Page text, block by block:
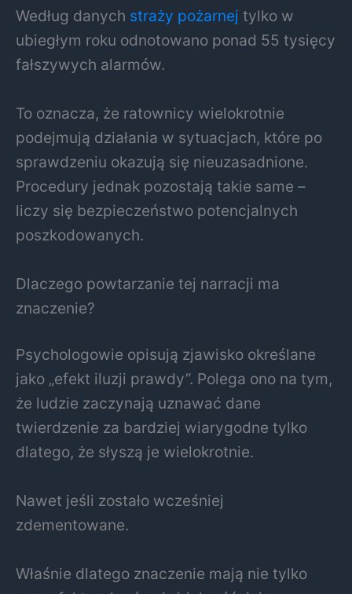
Według danych straży pożarnej tylko w
ubiegłym roku odnotowano ponad 55 tysięcy
fałszywych alarmów.
To oznacza, że ratownicy wielokrotnie
podejmują działania w sytuacjach, które po
sprawdzeniu okazują się nieuzasadnione.
Procedury jednak pozostają takie same –
liczy się bezpieczeństwo potencjalnych
poszkodowanych.
Dlaczego powtarzanie tej narracji ma
znaczenie?
Psychologowie opisują zjawisko określane
jako „efekt iluzji prawdy”. Polega ono na tym,
że ludzie zaczynają uznawać dane
twierdzenie za bardziej wiarygodne tylko
dlatego, że słyszą je wielokrotnie.
Nawet jeśli zostało wcześniej
zdementowane.
Właśnie dlatego znaczenie mają nie tylko